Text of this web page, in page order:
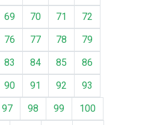
69 70 71
72
76 77 78
79
83 84 85
86
90 91 92
93
97 98 99
100